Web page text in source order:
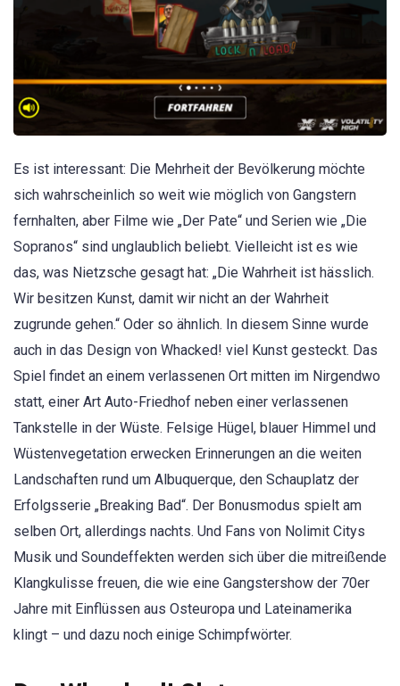
Es ist interessant: Die Mehrheit der Bevölkerung möchte
sich wahrscheinlich so weit wie möglich von Gangstern
fernhalten, aber Filme wie „Der Pate“ und Serien wie „Die
Sopranos“ sind unglaublich beliebt. Vielleicht ist es wie
das, was Nietzsche gesagt hat: „Die Wahrheit ist hässlich.
Wir besitzen Kunst, damit wir nicht an der Wahrheit
zugrunde gehen.“ Oder so ähnlich. In diesem Sinne wurde
auch in das Design von Whacked! viel Kunst gesteckt. Das
Spiel findet an einem verlassenen Ort mitten im Nirgendwo
statt, einer Art Auto-Friedhof neben einer verlassenen
Tankstelle in der Wüste. Felsige Hügel, blauer Himmel und
Wüstenvegetation erwecken Erinnerungen an die weiten
Landschaften rund um Albuquerque, den Schauplatz der
Erfolgsserie „Breaking Bad“. Der Bonusmodus spielt am
selben Ort, allerdings nachts. Und Fans von Nolimit Citys
Musik und Soundeffekten werden sich über die mitreißende
Klangkulisse freuen, die wie eine Gangstershow der 70er
Jahre mit Einflüssen aus Osteuropa und Lateinamerika
klingt – und dazu noch einige Schimpfwörter.